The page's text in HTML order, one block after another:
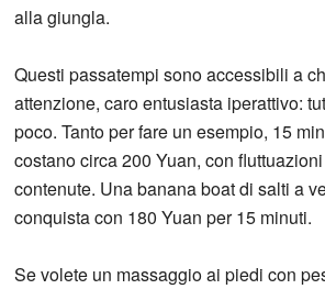
alla giungla.
Questi passatempi sono accessibili a
attenzione, caro entusiasta iperattivo:
poco. Tanto per fare un esempio, 15
costano circa 200 Yuan, con
contenute. Una banana boat di salti a
conquista con 180 Yuan per 15 minuti.
Se volete un massaggio ai piedi con